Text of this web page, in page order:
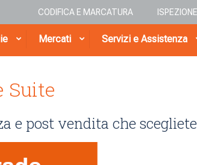
CODIFICA E MARCATURA
Mercati Servizi e Assistenza
Suite
e post vendita che